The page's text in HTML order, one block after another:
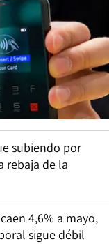
subiendo por
rebaja de la
4,6% a mayo,
sigue débil